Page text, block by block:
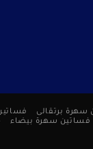
سهرة برتقالى
فساتين سهرة بيضاء